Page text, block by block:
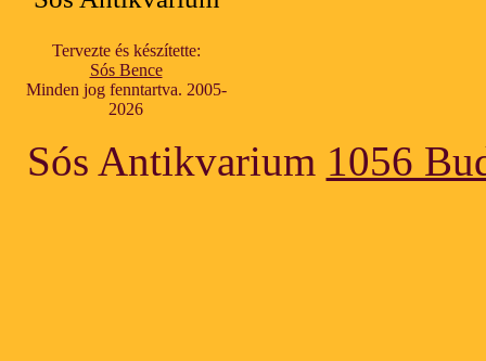
Tervezte és készítette:
Sós Bence
Minden jog fenntartva. 2005-
2026
Sós Antikvarium 1056